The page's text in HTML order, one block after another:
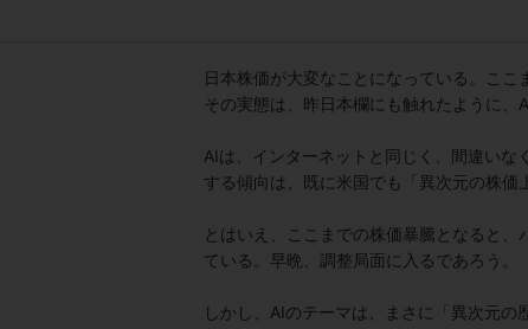
日本株価が大変なことになっている。ここ
その実態は、昨日本欄にも触れたように、
AIは、インターネットと同じく、間違いな
する傾向は、既に米国でも「異次元の株価
とはいえ、ここまでの株価暴騰となると、
ている。早晩、調整局面に入るであろう。
しかし、AIのテーマは、まさに「異次元の